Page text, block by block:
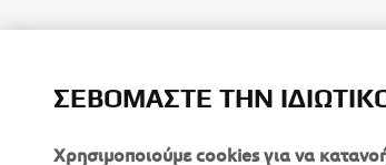
ΣΕΒΌΜΑΣΤΕ ΤΗΝ
Χρησιμοποιούμε cookies για να